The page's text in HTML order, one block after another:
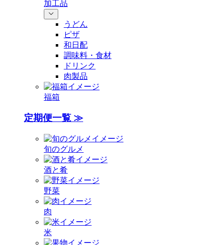
加工品
うどん
ピザ
和日配
調味料・食材
ドリンク
肉製品
福箱
定期便一覧 ≫
旬のグルメ
酒と肴
野菜
肉
米